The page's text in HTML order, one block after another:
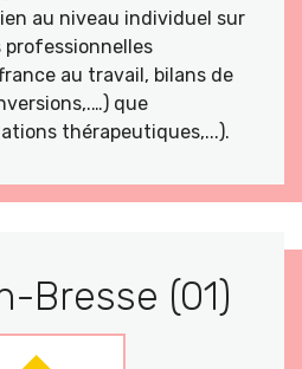
au niveau individuel sur
professionnelles
au travail, bilans de
que
thérapeutiques,...).
Bresse (01)